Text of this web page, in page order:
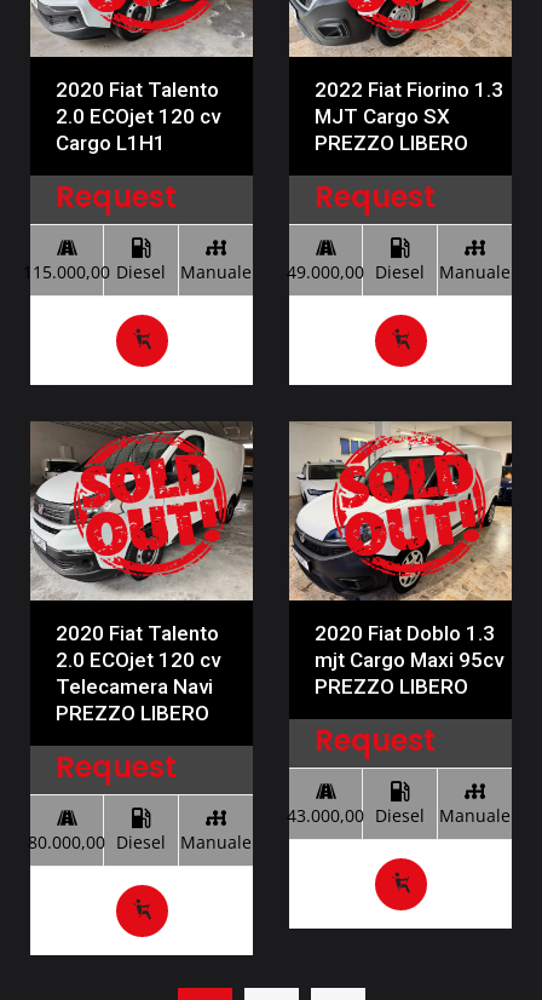
2020 Fiat Talento
2.0 ECOjet 120 cv
Cargo L1H1
Request
115.000,00 Diesel Manuale
2022 Fiat Fiorino 1.3
MJT Cargo SX
PREZZO LIBERO
Request
49.000,00 Diesel Manuale
2020 Fiat Talento
2.0 ECOjet 120 cv
Telecamera Navi
PREZZO LIBERO
Request
80.000,00 Diesel Manuale
2020 Fiat Doblo 1.3
mjt Cargo Maxi 95cv
PREZZO LIBERO
Request
43.000,00 Diesel Manuale